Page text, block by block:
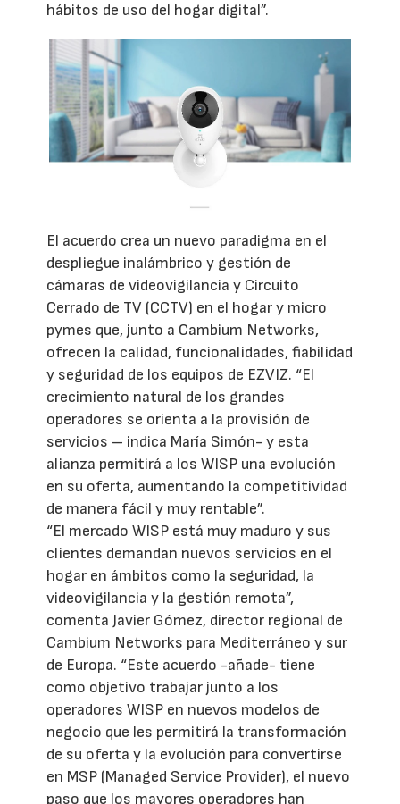
hábitos de uso del hogar digital”.
El acuerdo crea un nuevo paradigma en el
despliegue inalámbrico y gestión de
cámaras de videovigilancia y Circuito
Cerrado de TV (CCTV) en el hogar y micro
pymes que, junto a Cambium Networks,
ofrecen la calidad, funcionalidades, fiabilidad
y seguridad de los equipos de EZVIZ. “El
crecimiento natural de los grandes
operadores se orienta a la provisión de
servicios – indica María Simón- y esta
alianza permitirá a los WISP una evolución
en su oferta, aumentando la competitividad
de manera fácil y muy rentable”.
“El mercado WISP está muy maduro y sus
clientes demandan nuevos servicios en el
hogar en ámbitos como la seguridad, la
videovigilancia y la gestión remota”,
comenta Javier Gómez, director regional de
Cambium Networks para Mediterráneo y sur
de Europa. “Este acuerdo -añade- tiene
como objetivo trabajar junto a los
operadores WISP en nuevos modelos de
negocio que les permitirá la transformación
de su oferta y la evolución para convertirse
en MSP (Managed Service Provider), el nuevo
paso que los mayores operadores han